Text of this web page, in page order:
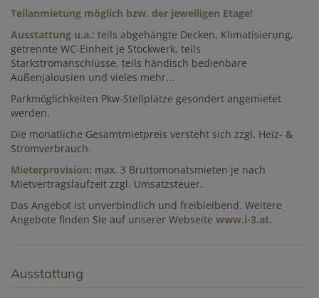
Teilanmietung möglich bzw. der jeweiligen Etage!
Ausstattung u.a.: teils abgehängte Decken, Klimatisierung,
getrennte WC-Einheit je Stockwerk, teils
Starkstromanschlüsse, teils händisch bedienbare
Außenjalousien und vieles mehr...
Parkmöglichkeiten Pkw-Stellplätze gesondert angemietet
werden.
Die monatliche Gesamtmietpreis versteht sich zzgl. Heiz- &
Stromverbrauch.
Mieterprovision: max. 3 Bruttomonatsmieten je nach
Mietvertragslaufzeit zzgl. Umsatzsteuer.
Das Angebot ist unverbindlich und freibleibend. Weitere
Angebote finden Sie auf unserer Webseite www.i-3.at.
Ausstattung